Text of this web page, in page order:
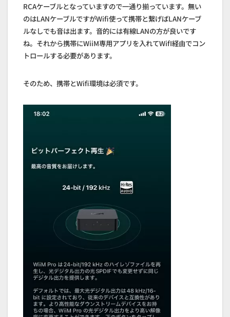
RCAケーブルとなっていますので一通り揃っています。無い
のはLANケーブルですがWifi使って携帯と繋げばLANケーブ
ルなしでも音は出ます。音的には有線LANの方が良いです
ね。それから携帯にWiiM専用アプリを入れてWifI経由でコン
トロールする必要があります。
そのため、携帯とWifi環境は必須です。